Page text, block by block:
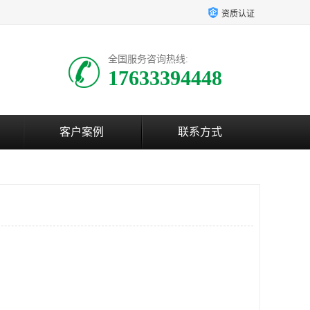
资质认证
全国服务咨询热线:
17633394448
客户案例 联系方式